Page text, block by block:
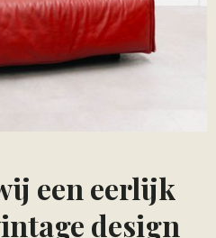
een eerlijk
design